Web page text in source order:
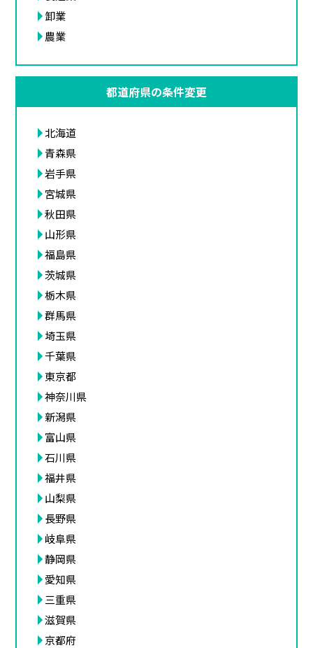
卸業
農業
都道府県の条件変更
北海道
青森県
岩手県
宮城県
秋田県
山形県
福島県
茨城県
栃木県
群馬県
埼玉県
千葉県
東京都
神奈川県
新潟県
富山県
石川県
福井県
山梨県
長野県
岐阜県
静岡県
愛知県
三重県
滋賀県
京都府